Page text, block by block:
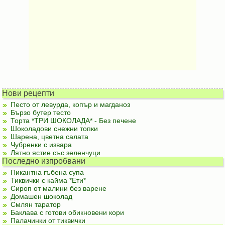
Нови рецепти
Песто от левурда, копър и магданоз
Бързо бутер тесто
Торта *ТРИ ШОКОЛАДА* - Без печене
Шоколадови снежни топки
Шарена, цветна салата
Чубренки с извара
Лятно ястие със зеленчуци
Последно изпробвани
Пикантна гъбена супа
Тиквички с кайма *Ети*
Сироп от малини без варене
Домашен шоколад
Смлян таратор
Баклава с готови обикновени кори
Палачинки от тиквички